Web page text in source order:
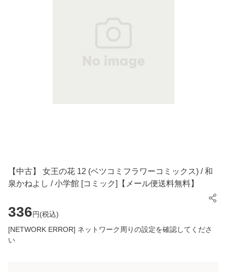
【中古】 女王の花 12 (ベツコミフラワーコミックス) / 和
泉かねよし / 小学館 [コミック]【メール便送料無料】
336円(税込)
[NETWORK ERROR] ネットワーク周りの設定を確認してくださ
い